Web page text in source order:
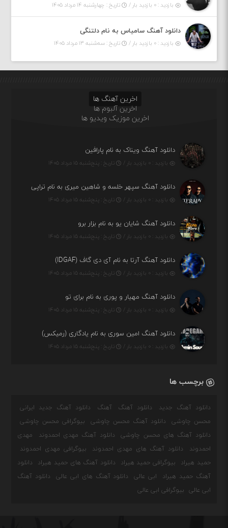
بازدید : ۰ بازدید بار / تاریخ : چهارشنبه ۱۴ مرداد ۱۴۰۵
دانلود آهنگ سامیاس به نام دلتنگی
بازدید : ۰ بازدید بار / تاریخ : سه‌شنبه ۱۳ مرداد ۱۴۰۵
اخرین آهنگ ها
اخرین آلبوم ها
اخرین موزیک ویدیو ها
دانلود آهنگ ویناک به نام پارافین
بازدید : ۰ بازدید بار / تاریخ : پنج‌شنبه ۱۵ مرداد ۱۴۰۵
دانلود آهنگ سپهر خلسه و شاهین میری به نام تراپی
بازدید : ۰ بازدید بار / تاریخ : پنج‌شنبه ۱۵ مرداد ۱۴۰۵
دانلود آهنگ شایان یو به نام بزار برو
بازدید : ۰ بازدید بار / تاریخ : پنج‌شنبه ۱۵ مرداد ۱۴۰۵
دانلود آهنگ آرتا به نام آی دی گاف (IDGAF)
بازدید : ۰ بازدید بار / تاریخ : پنج‌شنبه ۱۵ مرداد ۱۴۰۵
دانلود آهنگ مهیار و پوری به نام برای تو
بازدید : ۰ بازدید بار / تاریخ : پنج‌شنبه ۱۵ مرداد ۱۴۰۵
دانلود آهنگ امین سوری به نام یادگاری (رمیکس)
بازدید : ۰ بازدید بار / تاریخ : پنج‌شنبه ۱۵ مرداد ۱۴۰۵
برچسب ها
دانلود آهنگ جدید دانلود آهنگ آهنگ
دانلود آهنگ جدید ایرانی
محسن چاوشی
دانلود آهنگ محسن چاوشی
بیوگرافی محسن چاوشی
دانلود آهنگ های محسن چاوشی
دانلود آهنگ مهدی احمدوند
مهدی
احمدوند
دانلود آهنگ های مهدی احمدوند
بیوگرافی مهدی احمدوند
حمید هیراد
بیوگرافی حمید هیراد دانلود آهنگ های حمید هیراد
دانلود
آهنگ حمید هیراد
ابی عالی دانلود آهنگ های ابی عالی
دانلود آهنگ
ابی عالی
بیوگرافی ابی عالی